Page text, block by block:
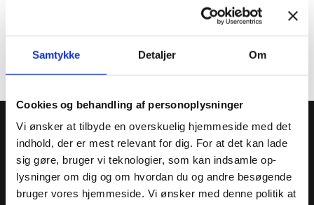
Samtykke Detaljer Om
Cookies og behandling af personoplysninger
Vi ønsker at tilbyde en overskuelig hjemmeside med det
indhold, der er mest relevant for dig. For at det kan lade
sig gøre, bruger vi teknologier, som kan indsamle op-
lysninger om dig og om hvordan du og andre besøgende
bruger vores hjemmeside. Vi ønsker med denne politik at
Kontakt
Blindestræde 1